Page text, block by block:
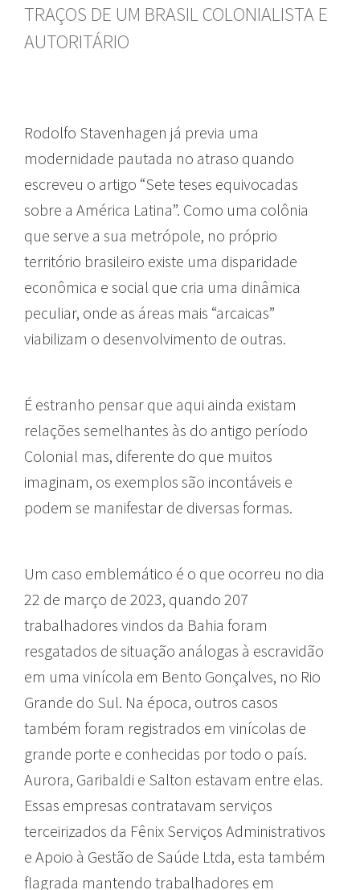
TRAÇOS DE UM BRASIL COLONIALISTA E
AUTORITÁRIO
Rodolfo Stavenhagen já previa uma
modernidade pautada no atraso quando
escreveu o artigo “Sete teses equivocadas
sobre a América Latina”. Como uma colônia
que serve a sua metrópole, no próprio
território brasileiro existe uma disparidade
econômica e social que cria uma dinâmica
peculiar, onde as áreas mais “arcaicas”
viabilizam o desenvolvimento de outras.
É estranho pensar que aqui ainda existam
relações semelhantes às do antigo período
Colonial mas, diferente do que muitos
imaginam, os exemplos são incontáveis e
podem se manifestar de diversas formas.
Um caso emblemático é o que ocorreu no dia
22 de março de 2023, quando 207
trabalhadores vindos da Bahia foram
resgatados de situação análogas à escravidão
em uma vinícola em Bento Gonçalves, no Rio
Grande do Sul. Na época, outros casos
também foram registrados em vinícolas de
grande porte e conhecidas por todo o país.
Aurora, Garibaldi e Salton estavam entre elas.
Essas empresas contratavam serviços
terceirizados da Fênix Serviços Administrativos
e Apoio à Gestão de Saúde Ltda, esta também
flagrada mantendo trabalhadores em